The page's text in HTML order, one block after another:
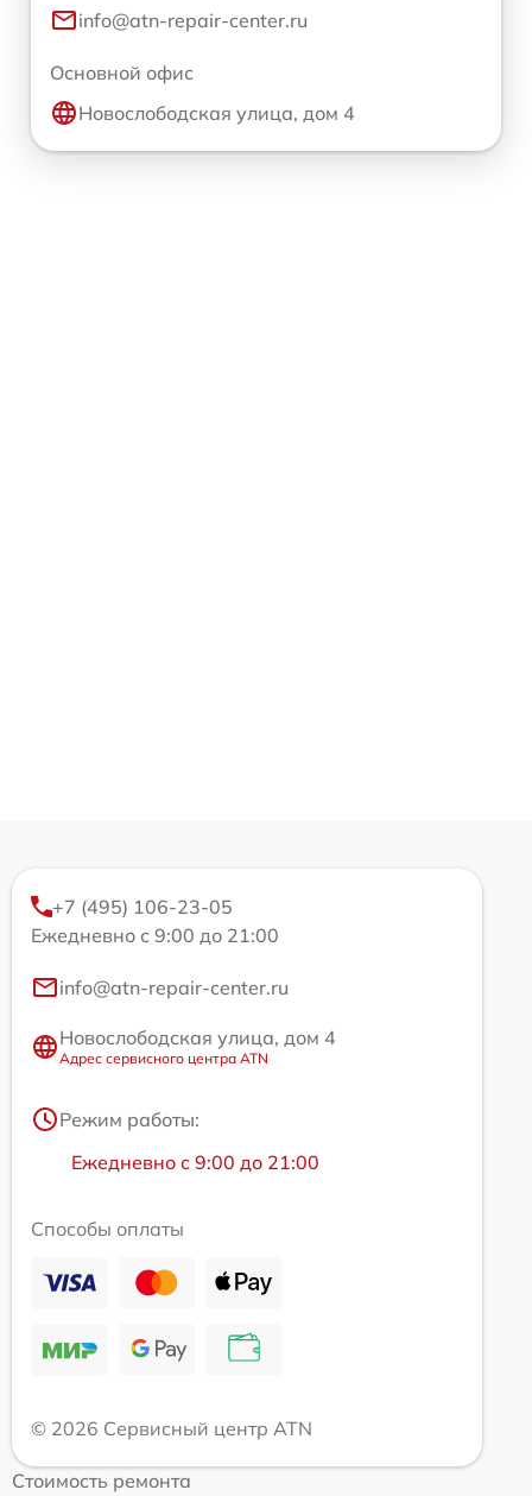
info@atn-repair-center.ru
Основной офис
Новослободская улица, дом 4
+7 (495) 106-23-05
Ежедневно с 9:00 до 21:00
info@atn-repair-center.ru
Новослободская улица, дом 4
Адрес сервисного центра ATN
Режим работы:
Ежедневно с 9:00 до 21:00
Способы оплаты
© 2026 Сервисный центр ATN
Стоимость ремонта